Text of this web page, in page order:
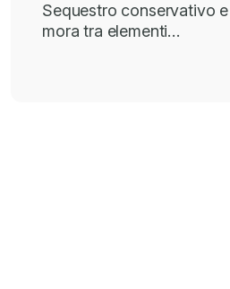
Sequestro conservativo
mora tra elementi…